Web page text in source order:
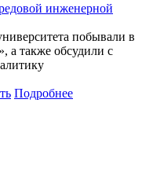
инженерной
побывали в
а также обсудили с
Подробнее